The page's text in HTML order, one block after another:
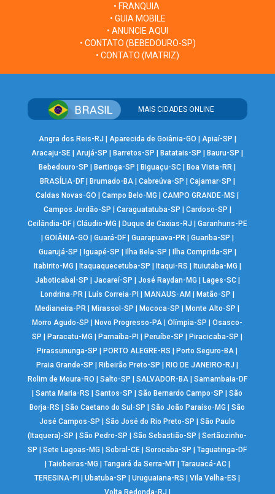
• FRANQUIA
• GUIA MOBILE
• ANUNCIE AQUI
• CONTATO (BEBEDOURO-SP)
• CONTATO (MATRIZ)
MAIS CIDADES ONLINE
Angra dos Reis-RJ Aparecida de Goiânia-GO Apiaí-SP
Aracaju-SE |Arujá-SP Barretos-SP Batatais-SP Bauru-SP
Bebedouro-SP
Bertioga-SP Biguaçu-SC Boa Vista-RR
BRASÍLIA-DF| Brumado-BA| Cabreúva-SP Cajamar-SP
Caldas Novas-GO
|Campo Belo-MG |CAMPO GRANDE-MS
Campos Jordão-SP
Caraguatatuba-SP Cardoso-SP
Ceilândia-DF| Cláudio-MG Duque de Caxias-RJ
Garanhuns-PE
GOIÂNIA-GO Guará-DF| Guarapuava-PR| Guariba-SP
Guarujá-SP
Iguapé-SP Ilha Bela-SP Ilha Comprida-SP
Itabirito-MG
Itaquaquecetuba-SP Itaqui-RS Ituiutaba-MG
Jaboticabal-SP
Jacareí-SP José Raydan-MG Lages-SC|
Londrina-PR| Luís Correia-PI MANAUS-AM Matão-SP
Medianeira-PR
Mirassol-SP Mococa-SP Monte Alto-SP
Morro Agudo-SP
Novo Progresso-PA |Olímpia-SP |Osasco-
SP
Paracatu-MG Parnaíba-PI Peruíbe-SP Piracicaba-SP
Pirassununga-SP
PORTO ALEGRE-RS Porto Seguro-BA
Praia Grande-SP
Ribeirão Preto-SP RIO DE JANEIRO-RJ
Rolim de Moura-RO
Salto-SP SALVADOR-BA| Samambaia-DF
|Santa Maria-RS |Santos-SP |São Bernardo Campo-SP |São
Borja-RS
|São Caetano do Sul-SP |São João Paraíso-MG |São
José Campos-SP
|São José do Rio Preto-SP |São Paulo
(Itaquera)-SP
|São Pedro-SP |São Sebastião-SP |Sertãozinho-
SP
|Sete Lagoas-MG |Sobral-CE |Sorocaba-SP |Taguatinga-DF
Taiobeiras-MG Tangará da Serra-MT| Tarauacá-AC|
TERESINA-PI
|Ubatuba-SP |Uruguaiana-RS |Vila Velha-ES